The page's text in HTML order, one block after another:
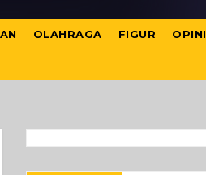
OLAHRAGA FIGUR OPINI